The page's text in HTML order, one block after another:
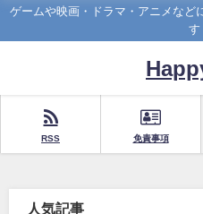
ゲームや映画・ドラマ・アニメなど
す
RSS 免責事項
人気記事